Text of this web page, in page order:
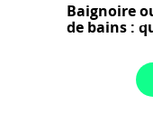
Baignoire
de bains :